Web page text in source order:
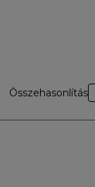
Összehasonlítás